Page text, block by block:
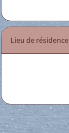
Lieu de résidence